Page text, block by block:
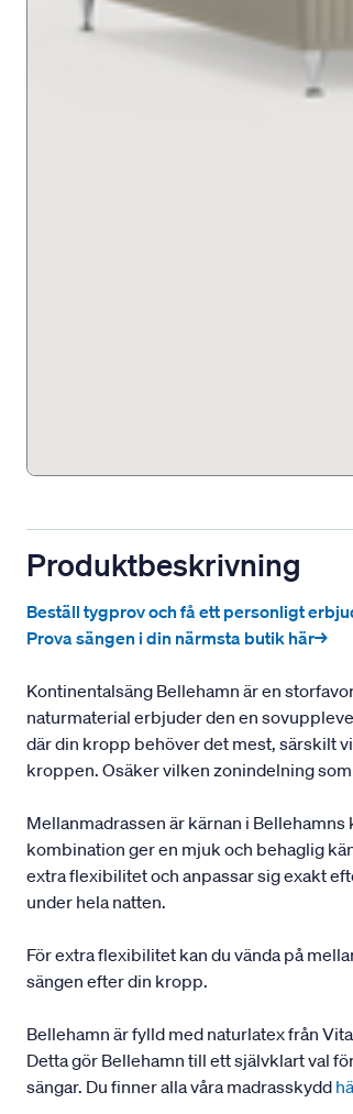
Produktbeskrivning
Beställ tygprov och få ett personligt
Prova sängen i din närmsta butik här→
Kontinentalsäng Bellehamn är en
naturmaterial erbjuder den en
där din kropp behöver det mest, särskilt
kroppen. Osäker vilken zonindelning
Mellanmadrassen är kärnan i
kombination ger en mjuk och behaglig
extra flexibilitet och anpassar sig exakt
under hela natten.
För extra flexibilitet kan du vända på
sängen efter din kropp.
Bellehamn är fylld med naturlatex från
Detta gör Bellehamn till ett självklart val
sängar. Du finner alla våra madrasskydd